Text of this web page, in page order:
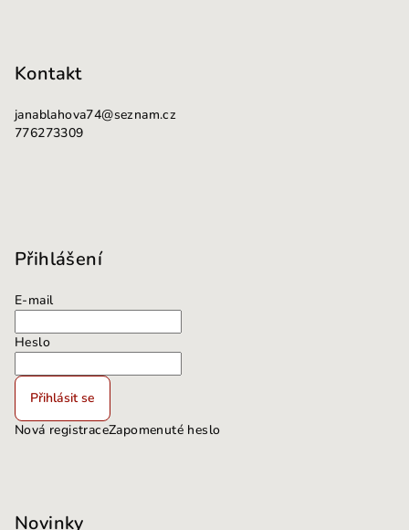
Kontakt
janablahova74@seznam.cz
776273309
Přihlášení
E-mail
Heslo
Přihlásit se
Nová registraceZapomenuté heslo
Novinky